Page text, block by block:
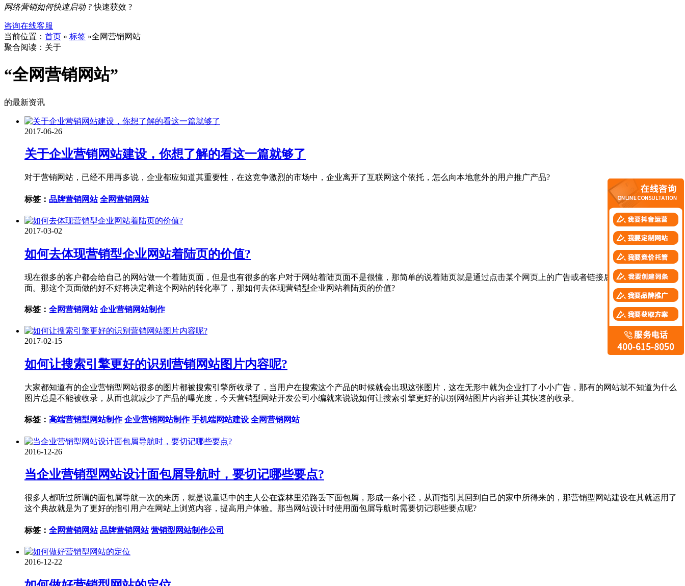
网络营销如何快速启动 ?快速获效 ?
咨询在线客服
当前位置： 首页 » 标签 »全网营销网站
聚合阅读：关于
“全网营销网站”
的最新资讯
2017-06-26
关于企业营销网站建设，你想了解的看这一篇就够了
对于营销网站，已经不用再多说，企业都应知道其重要性，在这竞争激烈的市场中，企业离开了互联网这个依托，怎么向本地意外的用户推广产品?
标签： 品牌营销网站 全网营销网站
2017-03-02
如何去体现营销型企业网站着陆页的价值?
现在很多的客户都会给自己的网站做一个着陆页面，但是也有很多的客户对于网站着陆页面不是很懂，那简单的说着陆页就是通过点击某个网页上的广告或者链接后跳转到达的一个页
面。那这个页面做的好不好将决定着这个网站的转化率了，那如何去体现营销型企业网站着陆页的价值?
标签： 全网营销网站 企业营销网站制作
2017-02-15
如何让搜索引擎更好的识别营销网站图片内容呢?
大家都知道有的企业营销型网站很多的图片都被搜索引擎所收录了，当用户在搜索这个产品的时候就会出现这张图片，这在无形中就为企业打了小小广告，那有的网站就不知道为什么
图片总是不能被收录，从而也就减少了产品的曝光度，今天营销型网站开发公司小编就来说说如何让搜索引擎更好的识别网站图片内容并让其快速的收录。
标签： 高端营销型网站制作 企业营销网站制作 手机端网站建设 全网营销网站
2016-12-26
当企业营销型网站设计面包屑导航时，要切记哪些要点?
很多人都听过所谓的面包屑导航一次的来历，就是说童话中的主人公在森林里沿路丢下面包屑，形成一条小径，从而指引其回到自己的家中所得来的，那营销型网站建设在其就运用了
这个典故就是为了更好的指引用户在网站上浏览内容，提高用户体验。那当网站设计时使用面包屑导航时需要切记哪些要点呢?
标签： 全网营销网站 品牌营销网站 营销型网站制作公司
2016-12-22